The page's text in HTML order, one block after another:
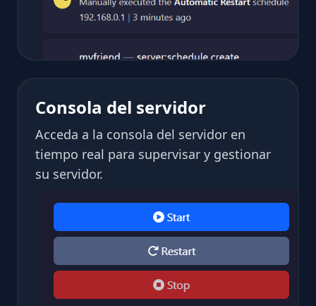
Consola del servidor
Acceda a la consola del servidor en
tiempo real para supervisar y gestionar
su servidor.